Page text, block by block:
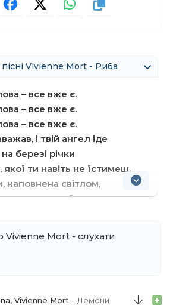
пісні Vivienne Mort - Риба
– все вже є.
– все вже є.
– все вже є.
і твій ангел іде
березі річки
ти навіть не їстимеш.
наповнена світлом,
кого не любитимеш.
рибу.
Vivienne Mort - слухати
Vivienne Mort Демони